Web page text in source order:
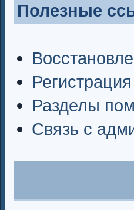
Полезные
Регистрация
Разделы
Связь с